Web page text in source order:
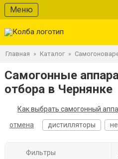
Меню
Главная » Каталог »
Самогонные
отбора в Чернянке
Как выбрать самогонный
отмена
дистилляторы
Фильтры